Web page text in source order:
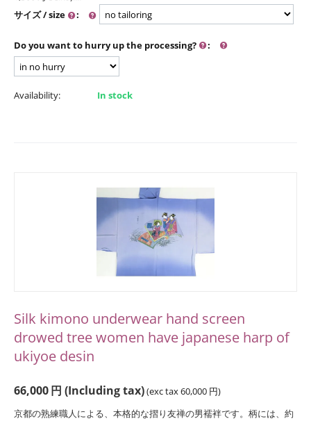
サイズ / size
:
Do you want to hurry up the processing? :
Availability: In stock
Silk kimono underwear hand screen
drowed tree women have japanese harp of
ukiyoe desin
66,000円 (Including tax)(exc tax60,000 円)
京都の熟練職人による、本格的な摺り友禅の男襦袢です。柄には、約